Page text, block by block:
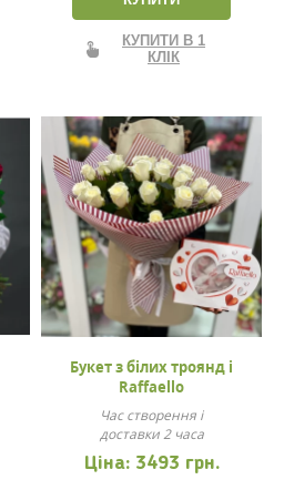
КУПИТИ В 1
КЛІК
Букет з білих троянд і
Raffaello
Час створення і
доставки 2 часа
Ціна: 3493 грн.